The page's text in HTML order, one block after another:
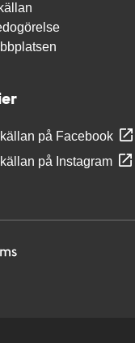
på Facebook
på Instagram